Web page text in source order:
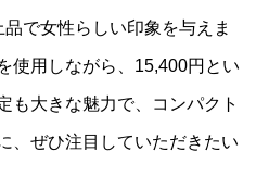
で女性らしい印象を与えま
使用しながら、15,400円とい
も大きな魅力で、コンパクト
、ぜひ注目していただきたい